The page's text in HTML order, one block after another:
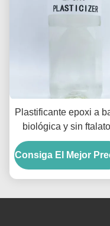
Plastificante epoxi a
biológica y sin
para ESBO 0.988g/
Consiga El Mejor